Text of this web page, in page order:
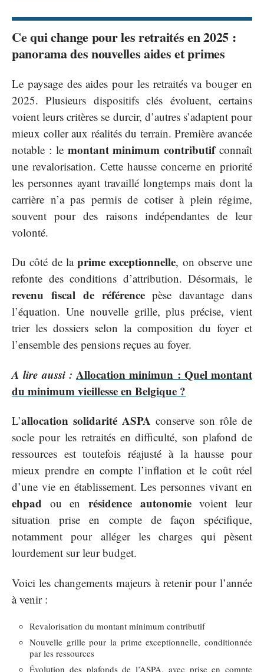
Ce qui change pour les retraités en 2025 :
panorama des nouvelles aides et primes
Le paysage des aides pour les retraités va bouger en
2025. Plusieurs dispositifs clés évoluent, certains
voient leurs critères se durcir, d’autres s’adaptent pour
mieux coller aux réalités du terrain. Première avancée
notable : le montant minimum contributifconnaît
une revalorisation. Cette hausse concerne en priorité
les personnes ayant travaillé longtemps mais dont la
carrière n’a pas permis de cotiser à plein régime,
souvent pour des raisons indépendantes de leur
volonté.
Du côté de la prime exceptionnelle, on observe une
refonte des conditions d’attribution. Désormais, le
revenu fiscal de référencepèse davantage dans
l’équation. Une nouvelle grille, plus précise, vient
trier les dossiers selon la composition du foyer et
l’ensemble des pensions reçues au foyer.
A lire aussi : Allocation minimun : Quel montant
du minimum vieillesse en Belgique ?
L’allocation solidarité ASPA conserve son rôle de
socle pour les retraités en difficulté, son plafond de
ressources est toutefois réajusté à la hausse pour
mieux prendre en compte l’inflation et le coût réel
d’une vie en établissement. Les personnes vivant en
ehpad ou en résidence autonomievoient leur
situation prise en compte de façon spécifique,
notamment pour alléger les charges qui pèsent
lourdement sur leur budget.
Voici les changements majeurs à retenir pour l’année
à venir :
Revalorisation du montant minimum contributif
Nouvelle grille pour la prime exceptionnelle, conditionnée
par les ressources
Évolution des plafonds de l’ASPA, avec prise en compte